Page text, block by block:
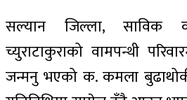
सल्यान जिल्ला, साविक
च्युराटाकुराको वामपन्थी
जन्मनु भएको क. कमला